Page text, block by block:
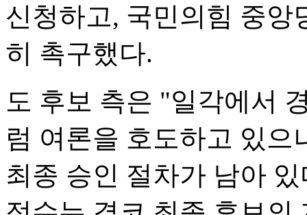
신청하고, 국민의힘 중앙
히 촉구했다.
도 후보 측은 "일각에서
럼 여론을 호도하고 있
최종 승인 절차가 남아